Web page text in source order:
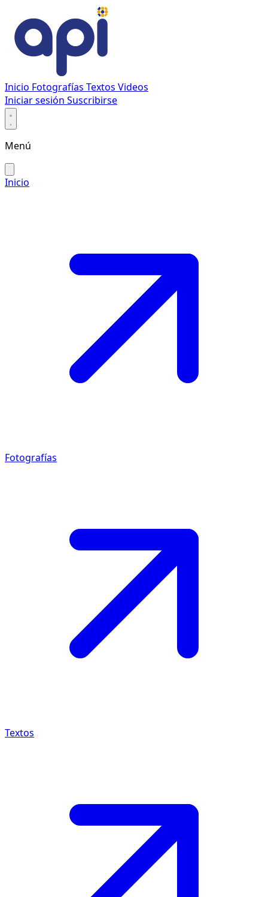
Inicio Fotografías Textos Videos
Iniciar sesión Suscribirse
Menú
Inicio
Fotografías
Textos